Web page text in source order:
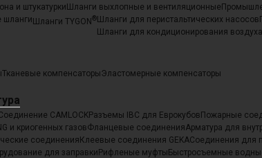
и штукатурки Шланги выхлопные и вентиляционные
шланги Шланги TYGON®Шланги для перистальтических насосов
Шланги для кондиционирования
Тканевые компенсаторыЭластомерные компенсаторы
CAMLOCKРазъемы IBC для Еврокубов Пожарные
и криогенных газовФланцевые соединенияАрматура для
соединения Клеевые соединения GEKAСоединения для
для заправки Рифленые муфты Быстросъемные